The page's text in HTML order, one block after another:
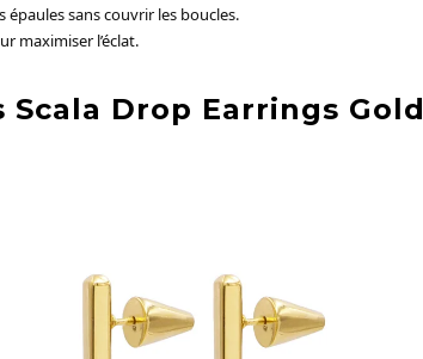
sans couvrir les boucles.
maximiser l’éclat.
Scala Drop Earrings Gold